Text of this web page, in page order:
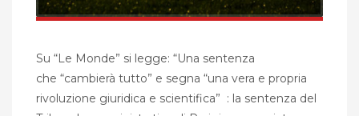
Su “Le Monde” si legge: “Una sentenza
che “cambierà tutto” e segna “una vera e propria
rivoluzione giuridica e scientifica” : la sentenza del